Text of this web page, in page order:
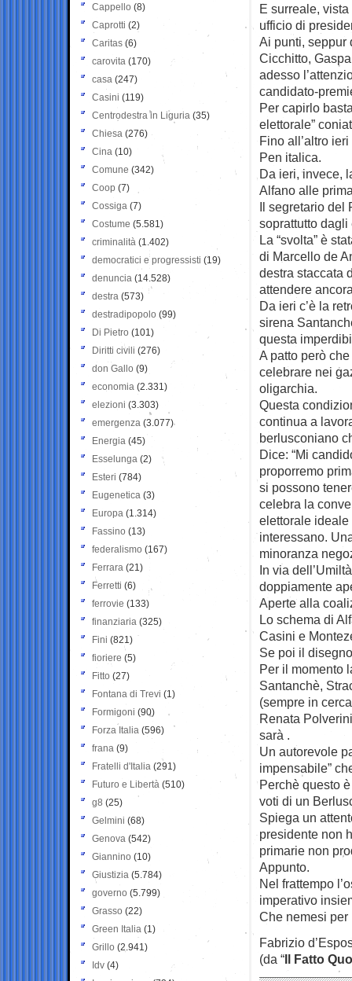
E surreale,
ufficio di
Ai punti, seppur
Cicchitto,
adesso
candidato-
Per capirlo
elettorale”
Fino all’altro
Pen italica.
Da ieri, invece,
Alfano alle
Il segretario del
soprattutto dagli
La “svolta” è
di Marcello de
destra staccata
attendere
Da ieri c’è la
sirena
questa
A patto però
celebrare nei
oligarchia.
Questa
continua a
berlusconiano
Dice: “Mi
proporremo
si possono
celebra la
elettorale
interessano.
minoranza
In via
doppiamente
Aperte alla
Lo schema di
Casini e
Se poi il
Per il momento
Santanchè,
(sempre in
Renata
sarà .
Un autorevole
impensabile”
Perchè questo
voti di un
Spiega un
presidente non
primarie non
Appunto.
Nel frattempo
imperativo
Che nemesi
Fabrizio
(da “Il Fatto
Cappello (8)
Caprotti (2)
Caritas (6)
carovita (170)
casa (247)
Casini (119)
Centrodestra in Liguria (35)
Chiesa (276)
Cina (10)
Comune (342)
Coop (7)
Cossiga (7)
Costume (5.581)
criminalità (1.402)
democratici e progressisti (19)
denuncia (14.528)
destra (573)
destradipopolo (99)
Di Pietro (101)
Diritti civili (276)
don Gallo (9)
economia (2.331)
elezioni (3.303)
emergenza (3.077)
Energia (45)
Esselunga (2)
Esteri (784)
Eugenetica (3)
Europa (1.314)
Fassino (13)
federalismo (167)
Ferrara (21)
Ferretti (6)
ferrovie (133)
finanziaria (325)
Fini (821)
fioriere (5)
Fitto (27)
Fontana di Trevi (1)
Formigoni (90)
Forza Italia (596)
frana (9)
Fratelli d'Italia (291)
Futuro e Libertà (510)
g8 (25)
Gelmini (68)
Genova (542)
Giannino (10)
Giustizia (5.784)
governo (5.799)
Grasso (22)
Green Italia (1)
Grillo (2.941)
Idv (4)